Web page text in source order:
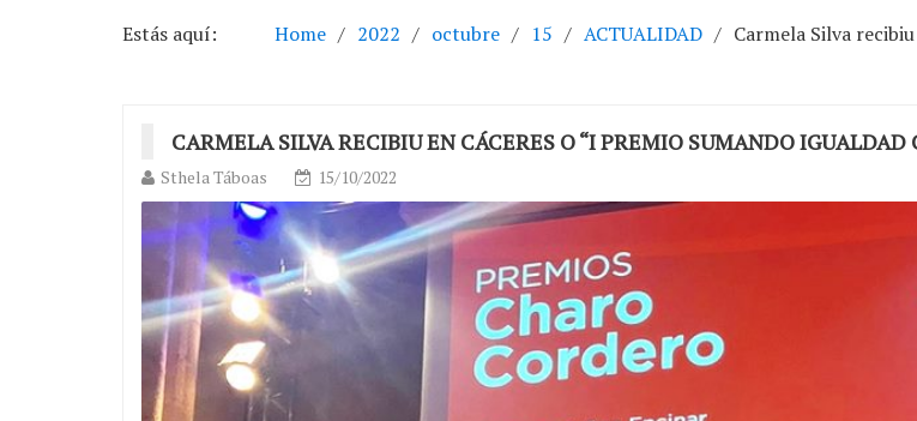
Estás aquí: Home 2022 octubre 15 ACTUALIDAD Carmela Silva
CARMELA SILVA RECIBIU EN CÁCERES O “I PREMIO SUMANDO IGUALDAD
Sthela Táboas 15/10/2022